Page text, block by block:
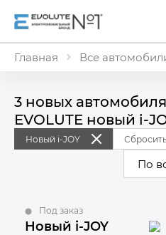
Главная Все
3 новых автомобиля
EVOLUTE новый i⁠-⁠
Новый i-JOY
По
Под заказ
Новый i-JOY